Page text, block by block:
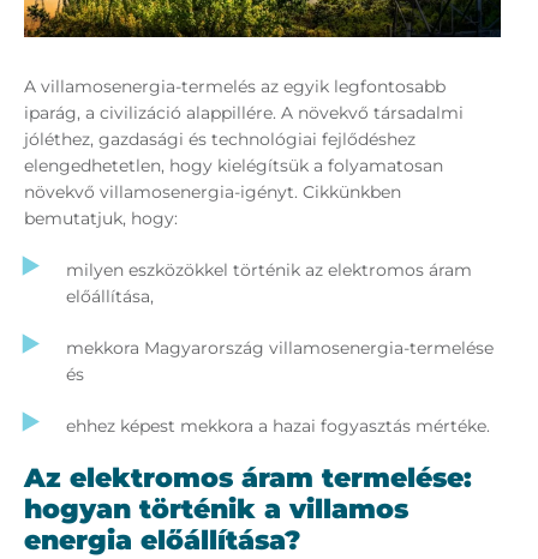
A villamosenergia-termelés az egyik legfontosabb
iparág, a civilizáció alappillére. A növekvő társadalmi
jóléthez, gazdasági és technológiai fejlődéshez
elengedhetetlen, hogy kielégítsük a folyamatosan
növekvő villamosenergia-igényt. Cikkünkben
bemutatjuk, hogy:
milyen eszközökkel történik az elektromos áram
előállítása,
mekkora Magyarország villamosenergia-termelése
és
ehhez képest mekkora a hazai fogyasztás mértéke.
Az elektromos áram termelése:
hogyan történik a villamos
energia előállítása?